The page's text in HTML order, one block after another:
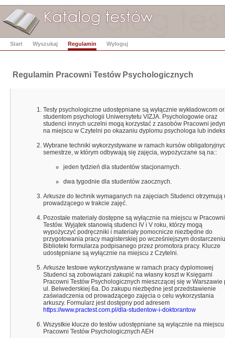
Start Wyszukaj Regulamin Wyloguj
Regulamin Pracowni Testów Psychologicznych
Testy psychologiczne udostępniane są wyłącznie wykładowcom
studentom psychologii Uniwersytetu VIZJA. Psychologowie oraz
studenci innych uczelni mogą korzystać z zasobów Pracowni
na miejscu w Czytelni po okazaniu dyplomu psychologa lub
Wybrane techniki wykorzystywane w ramach kursów
semestrze, w którym odbywają się zajęcia, wypożyczane są na::
jeden tydzień dla studentów stacjonarnych.
dwa tygodnie dla studentów zaocznych.
Arkusze do technik wymaganych na zajęciach Studenci otrzymują
prowadzącego w trakcie zajęć.
Pozostałe materiały dostępne są wyłącznie na miejscu w Pracowni
Testów. Wyjątek stanowią studenci IV i V roku, którzy mogą
wypożyczyć podręczniki i materiały pomocnicze niezbędne do
przygotowania pracy magisterskiej po wcześniejszym
Biblioteki formularza podpisanego przez promotora pracy. Klucze
udostępniane są wyłącznie na miejscu z Czytelni.
Arkusze testowe wykorzystywane w ramach pracy dyplomowej
Studenci są zobowiązani zakupić na własny koszt w Księgarni
Pracowni Testów Psychologicznych mieszczącej się w Warszawie
ul. Belwederskiej 6a. Do zakupu niezbędne jest przedstawienie
zaświadczenia od prowadzącego zajęcia o celu wykorzystania
arkuszy. Formularz jest dostępny pod adresem
https://www.practest.com.pl/dla-studentow-i-doktorantow
Wszystkie klucze do testów udostępniane są wyłącznie na
Pracowni Testów Psychologicznych AEH